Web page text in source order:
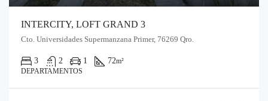
INTERCITY, LOFT GRAND 3
Cto. Universidades Supermanzana Primer, 76269 Qro.
3 2 1 72m²
DEPARTAMENTOS